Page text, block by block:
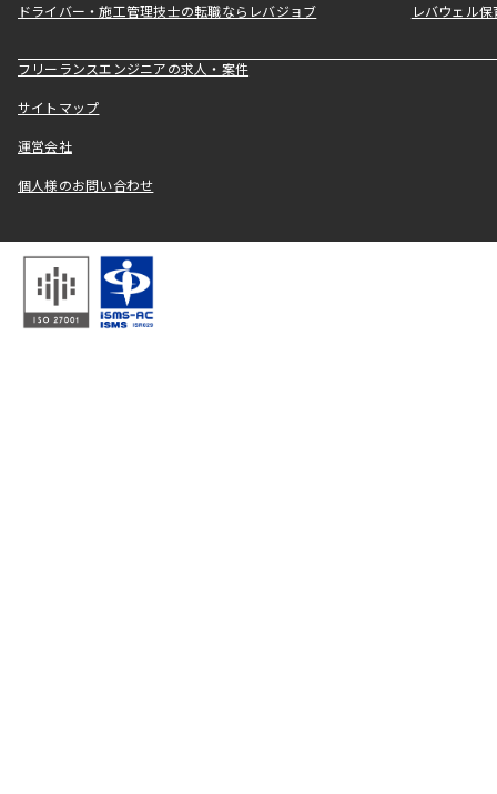
ドライバー・施工管理技士の転職ならレバジョブ レバウェル
フリーランスエンジニアの求人・案件
サイトマップ
運営会社
個人様のお問い合わせ